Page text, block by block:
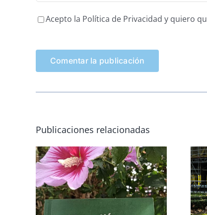
Acepto la Política de Privacidad y quiero
Publicaciones relacionadas